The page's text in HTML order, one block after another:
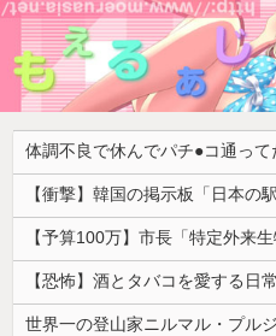
【衝撃】韓国の掲示板「日本の
世界一の登山家ニルマル・プル